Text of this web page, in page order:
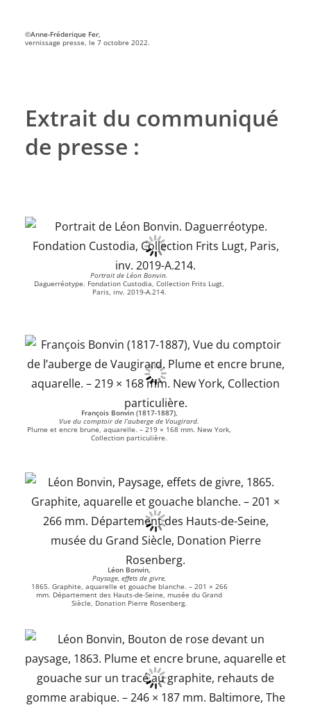
©Anne-Fréderique Fer,
vernissage presse, le 7 octobre 2022.
Extrait du communiqué
de presse :
Portrait de Léon Bonvin.
Daguerréotype. Fondation Custodia, Collection Frits Lugt,
Paris, inv. 2019-A.214.
François Bonvin (1817-1887),
Vue du comptoir de l’auberge de Vaugirard.
Plume et encre brune, aquarelle. – 219 × 168 mm. New York,
Collection particulière.
Léon Bonvin,
Paysage, effets de givre,
1865. Graphite, aquarelle et gouache blanche. – 201 × 266
mm. Département des Hauts-de-Seine, musée du Grand
Siècle, Donation Pierre Rosenberg.